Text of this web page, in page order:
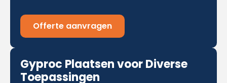
Offerte aanvragen
Gyproc Plaatsen voor Diverse
Toepassingen